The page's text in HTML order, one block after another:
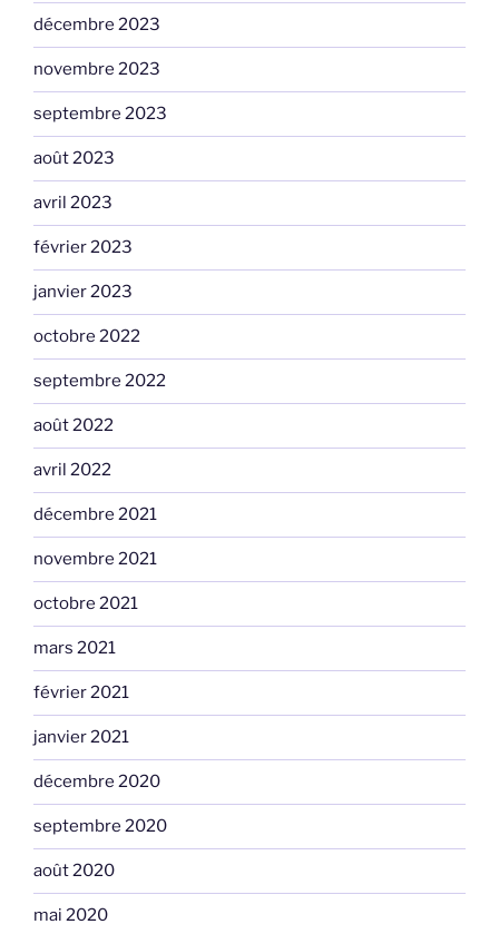
décembre 2023
novembre 2023
septembre 2023
août 2023
avril 2023
février 2023
janvier 2023
octobre 2022
septembre 2022
août 2022
avril 2022
décembre 2021
novembre 2021
octobre 2021
mars 2021
février 2021
janvier 2021
décembre 2020
septembre 2020
août 2020
mai 2020